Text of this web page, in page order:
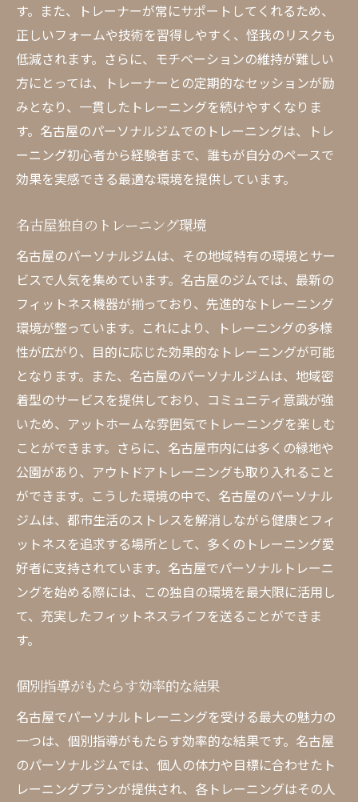
ジムの施設と設備のチェックポイント
無料体験や見学を利用して決める
名古屋のパーソナルジムで理想の体を手に入れ
る方法
目標設定の重要性
トレーニングプランのカスタマイズ方法
食事管理とパーソナルトレーニングの関係
トレーナーとのコミュニケーションを重視
する
進捗を確認しながら柔軟にプランを調整
名古屋の初心者向けパーソナルジムが人気の理
由
初心者に特化したプログラムの魅力
パーソナルトレーナーの丁寧な指導
アットホームな雰囲気のジムが多い
初心者でも安心のサポート体制
リーズナブルな価格設定
実績のあるジムの信頼性
専門トレーナーがいる名古屋のパーソナルジム
の特徴
専門トレーナーの資格と経験
個別のカウンセリングと評価
最新のトレーニング設備の導入
名古屋の地元コミュニティとの連携
安全で効果的なトレーニング環境
名古屋のパーソナルジムで健康的なライフスタ
イルを始めよう
健康的な生活習慣の取り入れ方
す。また、トレーナーが常にサポートしてくれるため、
正しいフォームや技術を習得しやすく、怪我のリスクも
低減されます。さらに、モチベーションの維持が難しい
方にとっては、トレーナーとの定期的なセッションが励
みとなり、一貫したトレーニングを続けやすくなりま
す。名古屋のパーソナルジムでのトレーニングは、トレ
ーニング初心者から経験者まで、誰もが自分のペースで
効果を実感できる最適な環境を提供しています。
名古屋独自のトレーニング環境
名古屋のパーソナルジムは、その地域特有の環境とサー
ビスで人気を集めています。名古屋のジムでは、最新の
フィットネス機器が揃っており、先進的なトレーニング
環境が整っています。これにより、トレーニングの多様
性が広がり、目的に応じた効果的なトレーニングが可能
となります。また、名古屋のパーソナルジムは、地域密
着型のサービスを提供しており、コミュニティ意識が強
いため、アットホームな雰囲気でトレーニングを楽しむ
ことができます。さらに、名古屋市内には多くの緑地や
公園があり、アウトドアトレーニングも取り入れること
ができます。こうした環境の中で、名古屋のパーソナル
ジムは、都市生活のストレスを解消しながら健康とフィ
ットネスを追求する場所として、多くのトレーニング愛
好者に支持されています。名古屋でパーソナルトレーニ
ングを始める際には、この独自の環境を最大限に活用し
て、充実したフィットネスライフを送ることができま
す。
個別指導がもたらす効率的な結果
名古屋でパーソナルトレーニングを受ける最大の魅力の
一つは、個別指導がもたらす効率的な結果です。名古屋
のパーソナルジムでは、個人の体力や目標に合わせたト
レーニングプランが提供され、各トレーニングはその人